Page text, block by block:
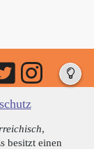
,
besitzt einen